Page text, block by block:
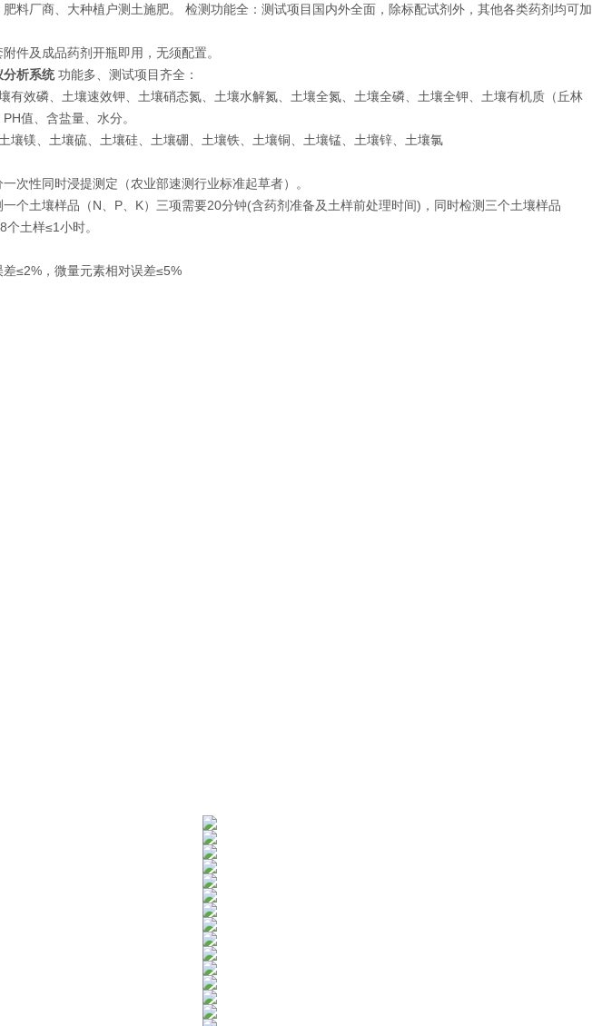
料厂商、大种植户测土施肥。 检测功能全：测试项目国内外全面，除标配试剂外，其他各类药剂均可加
件及成品药剂开瓶即用，无须配置。
分析系统功能多、测试项目齐全：
有效磷、土壤速效钾、土壤硝态氮、土壤水解氮、土壤全氮、土壤全磷、土壤全钾、土壤有机质（丘林
值、含盐量、水分。
壤镁、土壤硫、土壤硅、土壤硼、土壤铁、土壤铜、土壤锰、土壤锌、土壤氯
次性同时浸提测定（农业部速测行业标准起草者）。
个土壤样品（N、P、K）三项需要20分钟(含药剂准备及土样前处理时间)，同时检测三个土壤样品
个土样≤1小时。
≤2%，微量元素相对误差≤5%